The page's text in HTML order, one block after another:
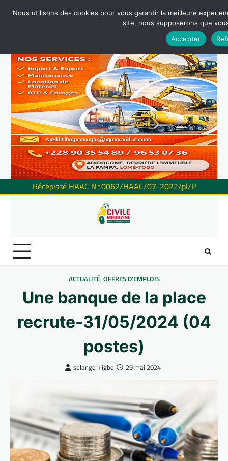
Récépissé HAAC N°0062/HAAC/07-2022/pl/P
ACTUALITÉ, OFFRES D'EMPLOIS
Une banque de la place
recrute-31/05/2024 (04
postes)
solange kligbe 29 mai 2024
Nous utilisons des cookies pour vous garantir la meilleure
site, nous supposerons que
Accepter